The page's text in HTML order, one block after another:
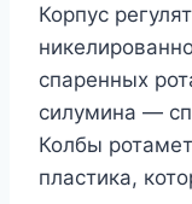
Корпус
спаренных
силумина —
Колбы
пластика,